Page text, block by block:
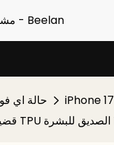
مع 18 عامًا من الخبرة - Beelan
حالة اي
iPhone 17